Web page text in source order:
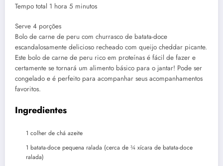
Tempo total 1 hora
hora 5 minutos
minutos
Serve
Serve 4 porções
Bolo de carne de peru com churrasco de batata-doce
escandalosamente delicioso recheado com queijo cheddar picante.
Este bolo de carne de peru rico em proteínas é fácil de fazer e
certamente se tornará um alimento básico para o jantar! Pode ser
congelado e é perfeito para acompanhar seus acompanhamentos
favoritos.
Ingredientes
1 colher de chá azeite
1 batata-doce pequena ralada (cerca de ¾ xícara de batata-doce
ralada)